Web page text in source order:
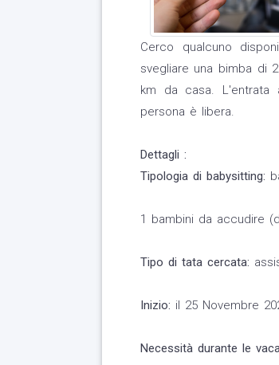
Cerco qualcuno
svegliare una bimba di
km da casa. L'entrata
persona è libera.
Dettagli :
Tipologia di babysitting:
1 bambini da accudire
Tipo di tata cercata:
Inizio: il 25 Novembre
Necessità durante le